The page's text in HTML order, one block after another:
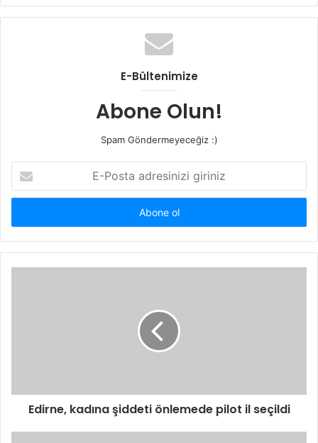
E-Bültenimize
Abone Olun!
Spam Göndermeyeceğiz :)
Posta
adresinizi
Edirne, kadına şiddeti önlemede pilot il seçildi